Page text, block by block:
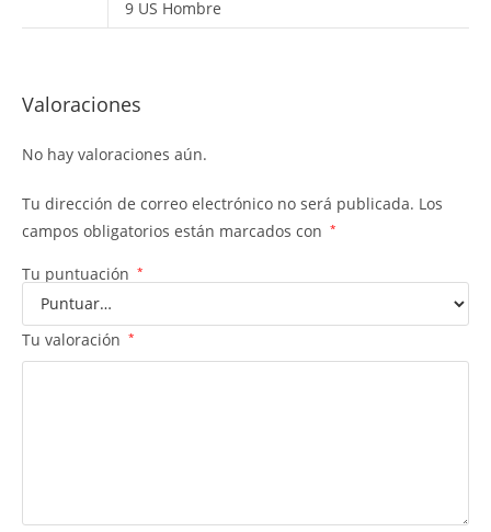
9 US Hombre
Valoraciones
No hay valoraciones aún.
Tu dirección de correo electrónico no será publicada. Los
campos obligatorios están marcados con *
Tu puntuación *
Tu valoración *